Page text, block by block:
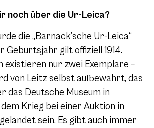
noch über die Ur-Leica?
die „Barnack’sche Ur-Leica“
Geburtsjahr gilt offiziell 1914.
existieren nur zwei Exemplare –
von Leitz selbst aufbewahrt, das
das Deutsche Museum in
Krieg bei einer Auktion in
sein. Es gibt auch immer